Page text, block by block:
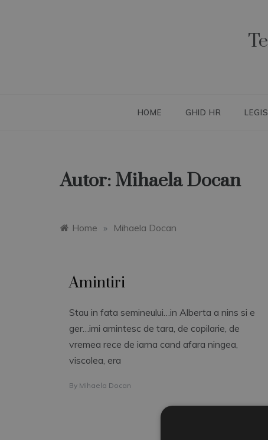
HOME GHID HR
Autor: Mihaela Docan
Home » Mihaela Docan
Amintiri
Stau in fata semineului…in Alberta a nins si e
ger…imi amintesc de tara, de copilarie, de
vremea rece de iarna cand afara ningea,
viscolea, era
By Mihaela Docan